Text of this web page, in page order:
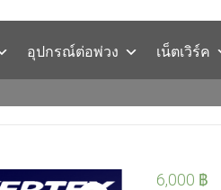
อุปกรณ์ต่อพ่วง เน็ตเวิร์ค
6,000 ฿